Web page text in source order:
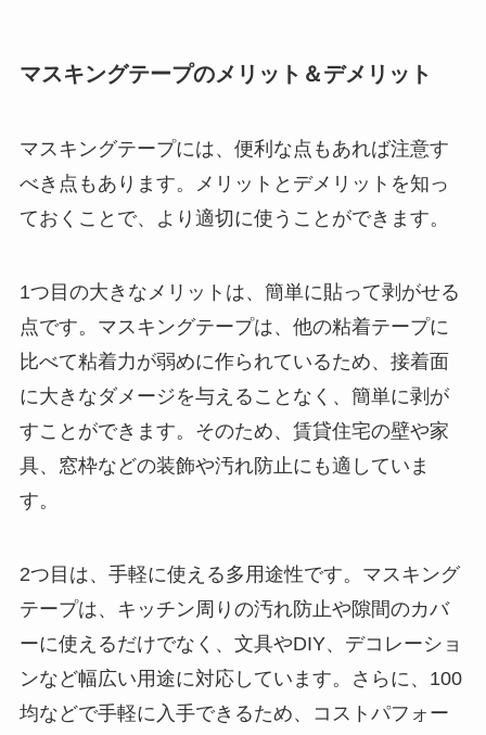
マスキングテープのメリット＆デメリット
マスキングテープには、便利な点もあれば注意す
べき点もあります。メリットとデメリットを知っ
ておくことで、より適切に使うことができます。
1つ目の大きなメリットは、簡単に貼って剥がせる
点です。マスキングテープは、他の粘着テープに
比べて粘着力が弱めに作られているため、接着面
に大きなダメージを与えることなく、簡単に剥が
すことができます。そのため、賃貸住宅の壁や家
具、窓枠などの装飾や汚れ防止にも適していま
す。
2つ目は、手軽に使える多用途性です。マスキング
テープは、キッチン周りの汚れ防止や隙間のカバ
ーに使えるだけでなく、文具やDIY、デコレーショ
ンなど幅広い用途に対応しています。さらに、100
均などで手軽に入手できるため、コストパフォー